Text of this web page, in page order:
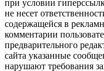
при условии
не несет
содержащейся в
комментарии
предварительного
сайта указанные
нарушают требования